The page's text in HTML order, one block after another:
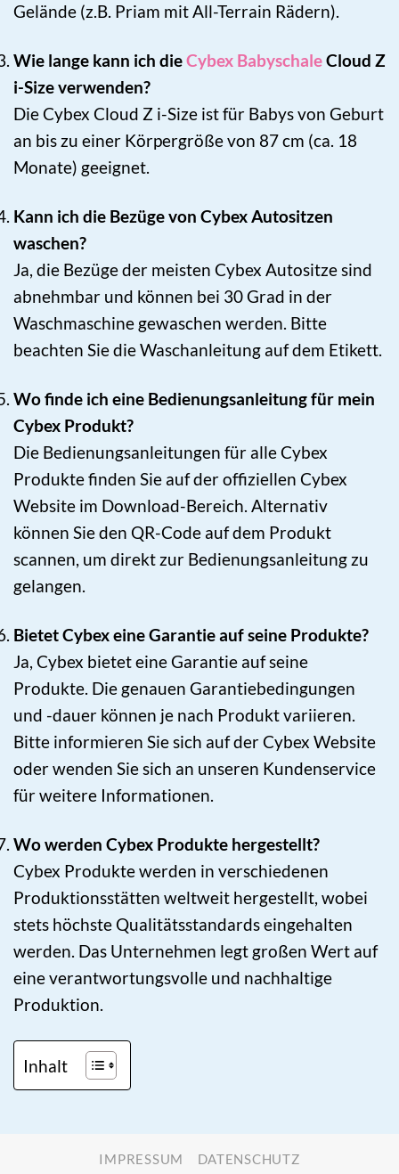
Gelände (z.B. Priam mit All-Terrain Rädern).
Wie lange kann ich dieCybex BabyschaleCloud Z
i-Size verwenden?
Die Cybex Cloud Z i-Size ist für Babys von Geburt
an bis zu einer Körpergröße von 87 cm (ca. 18
Monate) geeignet.
Kann ich die Bezüge von Cybex Autositzen
waschen?
Ja, die Bezüge der meisten Cybex Autositze sind
abnehmbar und können bei 30 Grad in der
Waschmaschine gewaschen werden. Bitte
beachten Sie die Waschanleitung auf dem Etikett.
Wo finde ich eine Bedienungsanleitung für mein
Cybex Produkt?
Die Bedienungsanleitungen für alle Cybex
Produkte finden Sie auf der offiziellen Cybex
Website im Download-Bereich. Alternativ
können Sie den QR-Code auf dem Produkt
scannen, um direkt zur Bedienungsanleitung zu
gelangen.
Bietet Cybex eine Garantie auf seine Produkte?
Ja, Cybex bietet eine Garantie auf seine
Produkte. Die genauen Garantiebedingungen
und -dauer können je nach Produkt variieren.
Bitte informieren Sie sich auf der Cybex Website
oder wenden Sie sich an unseren Kundenservice
für weitere Informationen.
Wo werden Cybex Produkte hergestellt?
Cybex Produkte werden in verschiedenen
Produktionsstätten weltweit hergestellt, wobei
stets höchste Qualitätsstandards eingehalten
werden. Das Unternehmen legt großen Wert auf
eine verantwortungsvolle und nachhaltige
Produktion.
Inhalt
IMPRESSUM DATENSCHUTZ